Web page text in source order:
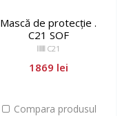
Mască de protecție .
C21 SOF
C21
1869 lei
Compara produsul